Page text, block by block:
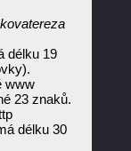
délku 19
www
23 znaků.
délku 30